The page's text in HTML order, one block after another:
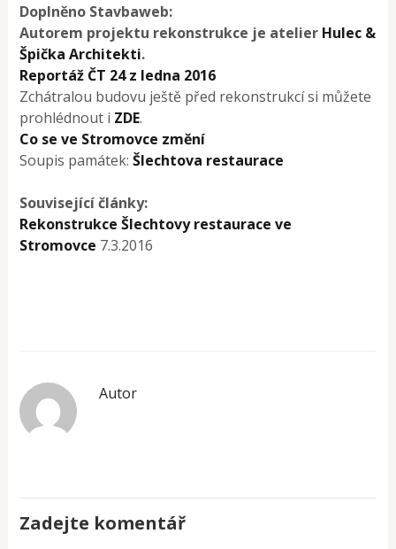
Doplněno Stavbaweb:
Autorem projektu rekonstrukce je atelier Hulec &
Špička Architekti.
Reportáž ČT 24 z ledna 2016
Zchátralou budovu ještě před rekonstrukcí si můžete
prohlédnout i ZDE.
Co se ve Stromovce změní
Soupis památek:Šlechtova restaurace
Související články:
Rekonstrukce Šlechtovy restaurace ve
Stromovce 7.3.2016
Autor
Zadejte komentář